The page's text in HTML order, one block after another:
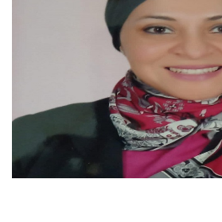
هيئة التدريس
الدراسات العليا